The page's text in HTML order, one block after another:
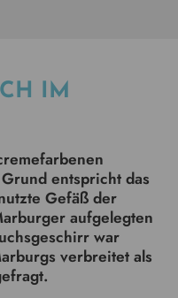
IM
entspricht das
Gefäß der
aufgelegten
war
verbreitet als